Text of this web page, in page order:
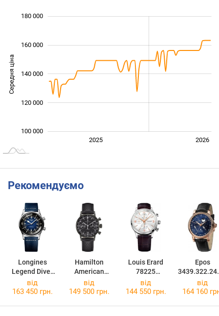
Середня ціна 100 000
100 000
120 000
140 000
160 000
180 000
2025 2026
Рекомендуємо
Longines
Legend Diver
L3.774.4.90.2
Hamilton
American
Classic Intra-
Matic Auto
H38446730
Louis Erard
78225
AA11.BDC21
Epos
.25
від
163 450 грн.
від
149 500 грн.
від
144 550 грн.
від
164 160